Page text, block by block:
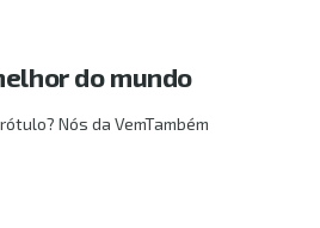
do mundo
Nós da VemTambém